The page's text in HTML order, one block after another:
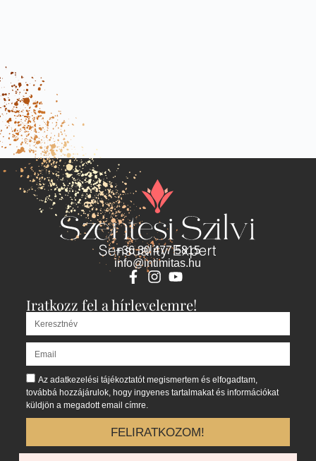
+36 30 477 5815
info@intimitas.hu
Iratkozz fel a hírlevelemre!
Az adatkezelési tájékoztatót megismertem és elfogadtam,
továbbá hozzájárulok, hogy ingyenes tartalmakat és információkat
küldjön a megadott email címre.
FELIRATKOZOM!